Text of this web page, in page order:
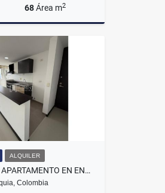
68Área m2
Alquiler
$4.300.000
ALQUILER
SE ARRIENDA APARTAMENTO EN ENVIGADO, SECTOR EL TRIANON.
Colombia